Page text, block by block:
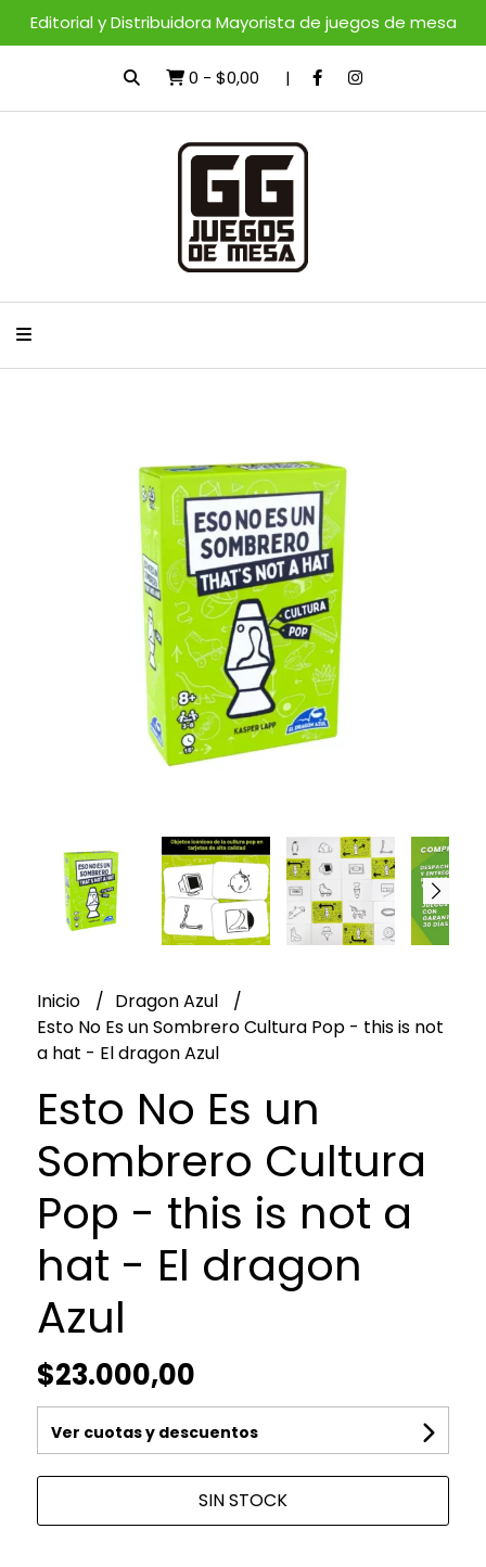
Editorial y Distribuidora Mayorista de juegos de mesa
0 - $0,00
Inicio
Dragon Azul
Esto No Es un Sombrero Cultura Pop - this is not
a hat - El dragon Azul
Esto No Es un
Sombrero Cultura
Pop - this is not a
hat - El dragon
Azul
$23.000,00
Ver cuotas y descuentos
SIN STOCK